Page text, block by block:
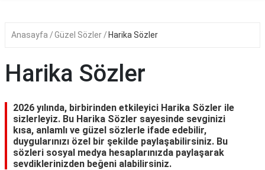
YERLER
NEDİR
KAMP
ALANLARI
Anasayfa Güzel Sözler Harika Sözler
Harika Sözler
2026 yılında, birbirinden etkileyici Harika Sözler ile
sizlerleyiz. Bu Harika Sözler sayesinde sevginizi
kısa, anlamlı ve güzel sözlerle ifade edebilir,
duygularınızı özel bir şekilde paylaşabilirsiniz. Bu
sözleri sosyal medya hesaplarınızda paylaşarak
sevdiklerinizden beğeni alabilirsiniz.